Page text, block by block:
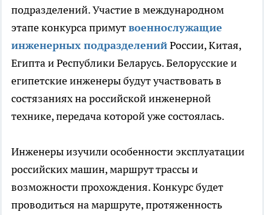
подразделений. Участие в международном
этапе конкурса примутвоеннослужащие
инженерных подразделенийРоссии, Китая,
Египта и Республики Беларусь. Белорусские и
египетские инженеры будут участвовать в
состязаниях на российской инженерной
технике, передача которой уже состоялась.
Инженеры изучили особенности эксплуатации
российских машин, маршрут трассы и
возможности прохождения. Конкурс будет
проводиться на маршруте, протяженность